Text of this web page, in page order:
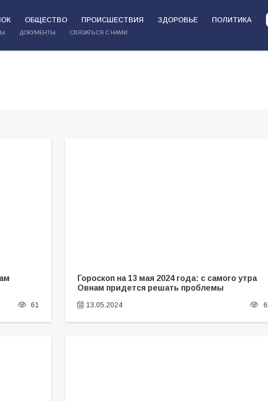
ОБЩЕСТВО ПРОИСШЕСТВИЯ ЗДОРОВЬЕ ПОЛИТИКА
ДОКУМЕНТЫ СВЯЗАТЬСЯ С НАМИ
61
Гороскоп на 13 мая 2024 года: с самого утра
Овнам придется решать проблемы
13.05.2024